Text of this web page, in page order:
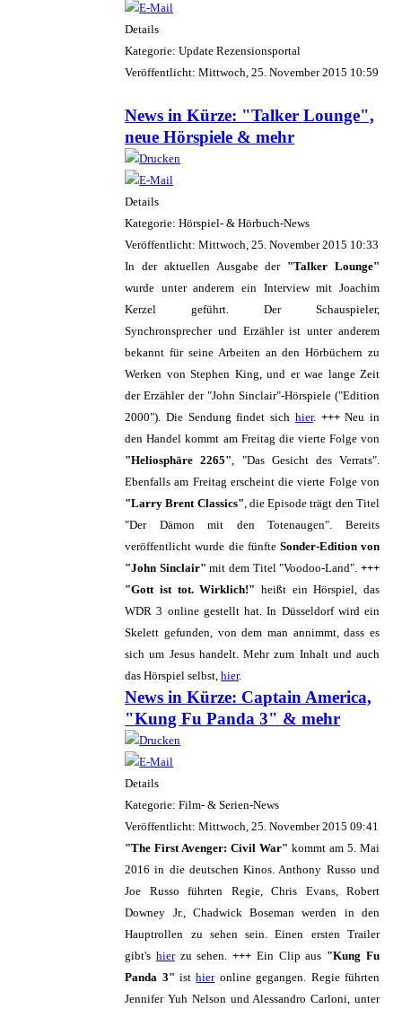
Details
Kategorie: Update Rezensionsportal
Veröffentlicht: Mittwoch, 25. November 2015 10:59
News in Kürze: "Talker Lounge",
neue Hörspiele & mehr
Details
Kategorie: Hörspiel- & Hörbuch-News
Veröffentlicht: Mittwoch, 25. November 2015 10:33
In der aktuellen Ausgabe der "Talker Lounge"
wurde unter anderem ein Interview mit Joachim
Kerzel geführt. Der Schauspieler,
Synchronsprecher und Erzähler ist unter anderem
bekannt für seine Arbeiten an den Hörbüchern zu
Werken von Stephen King, und er wae lange Zeit
der Erzähler der "John Sinclair"-Hörspiele ("Edition
2000"). Die Sendung findet sich hier. +++Neu in
den Handel kommt am Freitag die vierte Folge von
"Heliosphäre 2265" , "Das Gesicht des Verrats".
Ebenfalls am Freitag erscheint die vierte Folge von
"Larry Brent Classics" , die Episode trägt den Titel
"Der Dämon mit den Totenaugen". Bereits
veröffentlicht wurde die fünfte Sonder-Edition von
"John Sinclair" mit dem Titel "Voodoo-Land". +++
"Gott ist tot. Wirklich!" heißt ein Hörspiel, das
WDR 3 online gestellt hat. In Düsseldorf wird ein
Skelett gefunden, von dem man annimmt, dass es
sich um Jesus handelt. Mehr zum Inhalt und auch
das Hörspiel selbst,hier.
News in Kürze: Captain America,
"Kung Fu Panda 3" & mehr
Details
Kategorie: Film- & Serien-News
Veröffentlicht: Mittwoch, 25. November 2015 09:41
"The First Avenger: Civil War" kommt am 5. Mai
2016 in die deutschen Kinos. Anthony Russo und
Joe Russo führten Regie, Chris Evans, Robert
Downey Jr., Chadwick Boseman werden in den
Hauptrollen zu sehen sein. Einen ersten Trailer
gibt's hierzu sehen.+++ Ein Clip aus "Kung Fu
Panda 3" isthieronline gegangen. Regie führten
Jennifer Yuh Nelson und Alessandro Carloni, unter